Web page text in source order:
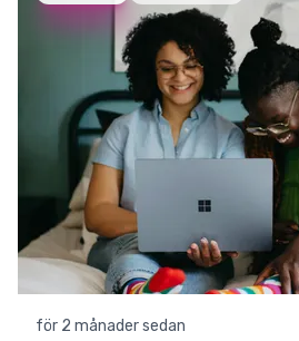
för 2 månader sedan